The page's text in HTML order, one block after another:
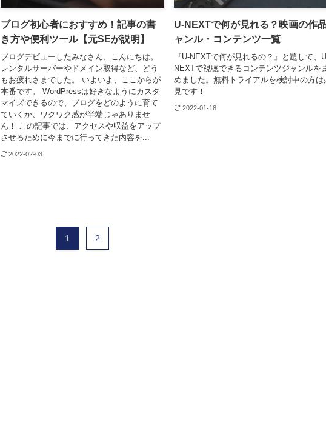
ブログ初心者におすすめ！記事の書
き方や便利ツール【元SEが説明】
ブログデビューしたみなさん、こんにちは。
レンタルサーバーやドメイン取得など、どう
もお疲れさまでした。 いよいよ、ここからが
本番です。 WordPressは好きなようにカスタ
マイズできるので、ブログをどのように育て
ていくか、ワクワク感が半端じゃありませ
ん！ この記事では、アクセスや収益をアップ
させるために今までに行ってきた内容を...
2022-02-03
U-NEXTで何が見れる？映画の作
ャンル・コンテンツ一覧
『U-NEXTで何が見れるの？』と題して、
NEXTで視聴できるコンテンツジャンルを
めました。無料トライアルを検討中の方は
見です！
2022-01-18
1 2